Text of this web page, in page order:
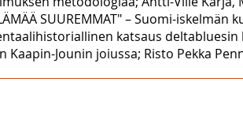
SUUREMMAT" – Suomi-
katsaus
Jounin joiussa; Risto Pekka